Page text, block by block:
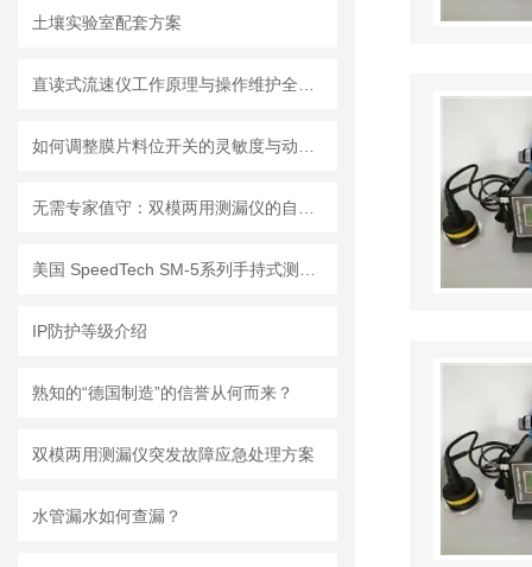
土壤实验室配套方案
IP防护等级介绍
熟知的“德国制造”的信誉从何而来？
双模两用测漏仪突发故障应急处理方案
水管漏水如何查漏？